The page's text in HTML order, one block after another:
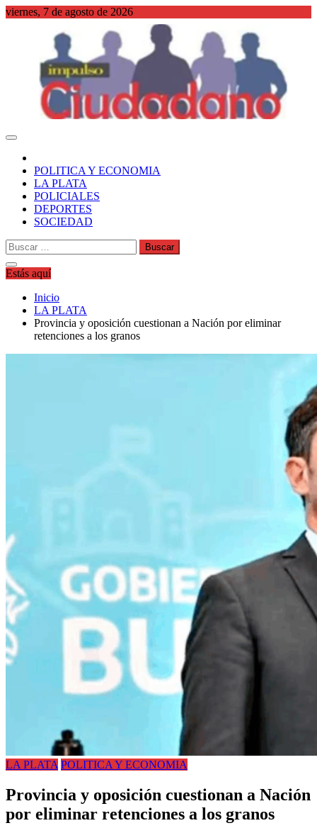
Saltar
viernes, 7 de agosto de 2026
POLITICA Y ECONOMIA
LA PLATA
POLICIALES
DEPORTES
SOCIEDAD
Buscar:
Estás aquí
Inicio
LA PLATA
Provincia y oposición cuestionan a Nación por eliminar
retenciones a los granos
LA PLATA POLITICA Y ECONOMIA
Provincia y oposición cuestionan a Nación
por eliminar retenciones a los granos